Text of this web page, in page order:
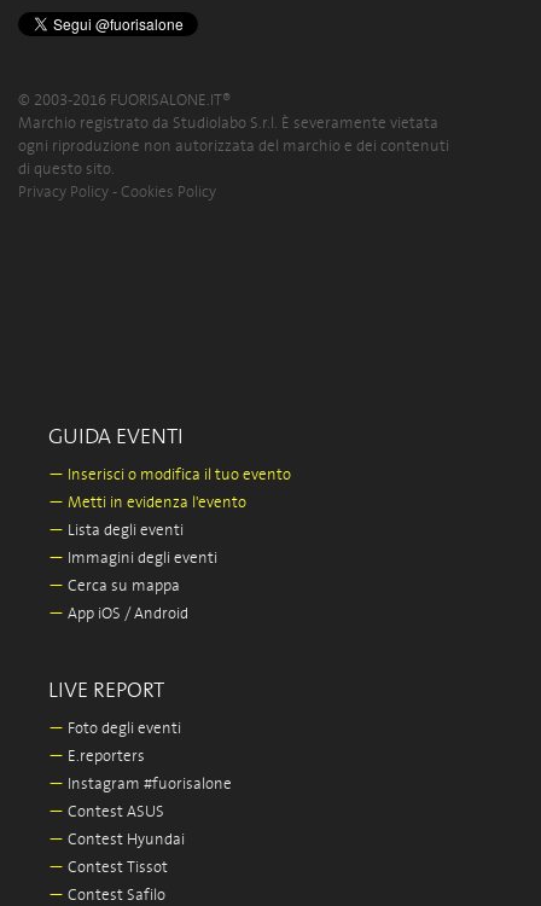
© 2003-2016 FUORISALONE.IT®
Marchio registrato da Studiolabo S.r.l. È severamente vietata
ogni riproduzione non autorizzata del marchio e dei contenuti
di questo sito.
Privacy Policy - Cookies Policy
GUIDA EVENTI
— Inserisci o modifica il tuo evento
— Metti in evidenza l'evento
— Lista degli eventi
— Immagini degli eventi
— Cerca su mappa
— App iOS / Android
LIVE REPORT
— Foto degli eventi
— E.reporters
— Instagram #fuorisalone
— Contest ASUS
— Contest Hyundai
— Contest Tissot
— Contest Safilo